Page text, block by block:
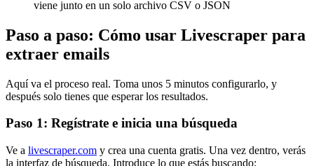
viene junto en un solo archivo CSV o JSON
Paso a paso: Cómo usar Livescraper para
extraer emails
Aquí va el proceso real. Toma unos 5 minutos configurarlo, y
después solo tienes que esperar los resultados.
Paso 1: Regístrate e inicia una búsqueda
Ve a livescraper.com y crea una cuenta gratis. Una vez dentro, verás
la interfaz de búsqueda. Introduce lo que estás buscando: